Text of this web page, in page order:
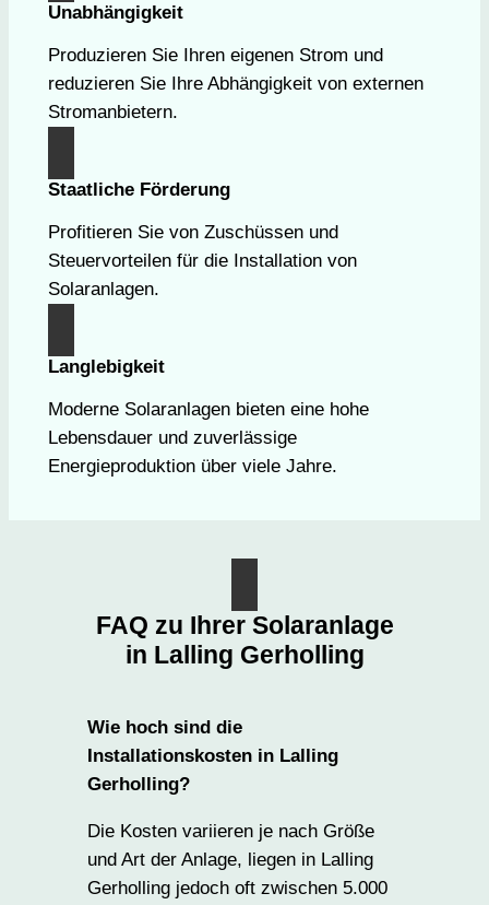
Unabhängigkeit
Produzieren Sie Ihren eigenen Strom und
reduzieren Sie Ihre Abhängigkeit von externen
Stromanbietern.
Staatliche Förderung
Profitieren Sie von Zuschüssen und
Steuervorteilen für die Installation von
Solaranlagen.
Langlebigkeit
Moderne Solaranlagen bieten eine hohe
Lebensdauer und zuverlässige
Energieproduktion über viele Jahre.
FAQ zu Ihrer Solaranlage
in Lalling Gerholling
Wie hoch sind die
Installationskosten in Lalling
Gerholling?
Die Kosten variieren je nach Größe
und Art der Anlage, liegen in Lalling
Gerholling jedoch oft zwischen 5.000